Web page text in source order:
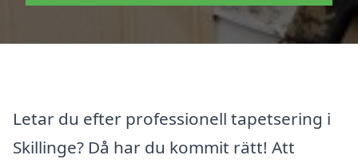
Letar du efter professionell tapetsering i
Skillinge? Då har du kommit rätt! Att